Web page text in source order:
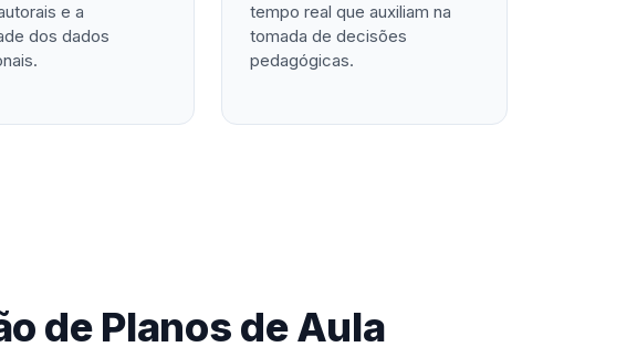
e a
dos dados
tempo real que auxiliam na
tomada de decisões
pedagógicas.
de Planos de Aula